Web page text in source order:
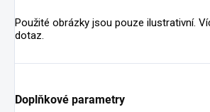
Použité obrázky jsou pouze ilustrativní.
dotaz.
Doplňkové parametry